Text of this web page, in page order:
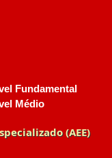
Fundamental
Médio
(AEE)